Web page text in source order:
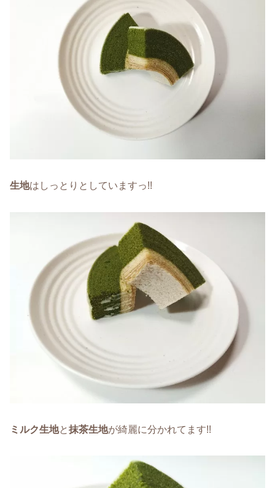
生地はしっとりとしていますっ!!
ミルク生地と抹茶生地が綺麗に分かれてます!!